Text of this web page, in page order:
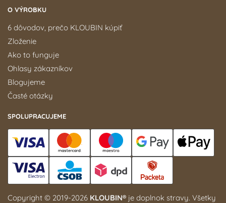
O VÝROBKU
6 dôvodov, prečo KLOUBIN kúpiť
Zloženie
Ako to funguje
Ohlasy zákazníkov
Blogujeme
Časté otázky
SPOLUPRACUJEME
Copyright © 2019-2026 KLOUBIN® je doplnok stravy. Všetky